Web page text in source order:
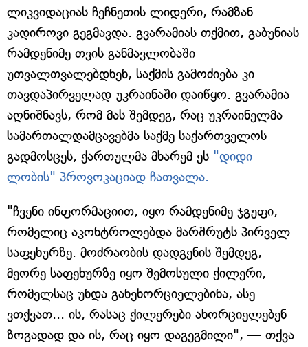
ლიკვიდაციას ჩეჩნეთის ლიდერი, რამზან
კადიროვი გეგმავდა. გვარამიას თქმით, გაბუნიას
რამდენიმე თვის განმავლობაში
უთვალთვალებდნენ, საქმის გამოძიება კი
თავდაპირველად უკრაინაში დაიწყო. გვარამია
აღნიშნავს, რომ მას შემდეგ, რაც უკრაინელმა
სამართალდამცავებმა საქმე საქართველოს
გადმოსცეს, ქართულმა მხარემ ეს "დიდი
ლობის" პროვოკაციად ჩათვალა.
"ჩვენი ინფორმაციით, იყო რამდენიმე ჯგუფი,
რომელიც აკონტროლებდა მარშრუტს პირველ
საფეხურზე. მოძრაობის დადგენის შემდეგ,
მეორე საფეხურზე იყო შემოსული ქილერი,
რომელსაც უნდა განეხორციელებინა, ასე
ვთქვათ... ის, რასაც ქილერები ახორციელებენ
ზოგადად და ის, რაც იყო დაგეგმილი", — თქვა